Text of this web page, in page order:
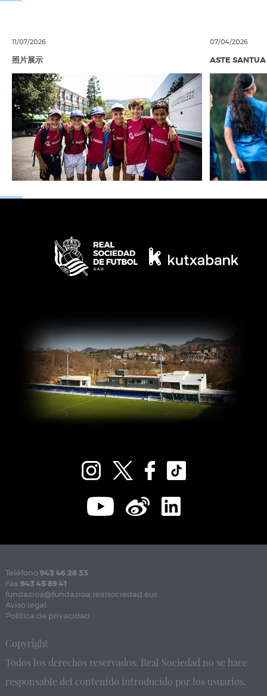
11/07/2026
照片展示
07/04/2026
ASTE
Teléfono 943 46 28 33
Fax 943 45 89 41
fundazioa@fundazioa.realsociedad.eus
Aviso legal
Política de privacidad
Copyright
Todos los derechos reservados. Real Sociedad no se hace
responsable del contenido introducido por los usuarios.